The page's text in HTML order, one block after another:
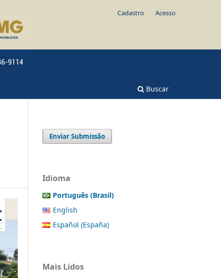
Buscar
Cadastro Acesso
Enviar Submissão
Idioma
Português (Brasil)
English
Español (España)
Mais Lidos